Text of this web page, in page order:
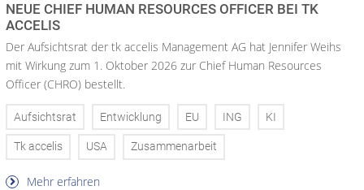
NEUE CHIEF HUMAN RESOURCES OFFICER BEI TK
ACCELIS
Der Aufsichtsrat der tk accelis Management AG hat Jennifer Weihs
mit Wirkung zum 1. Oktober 2026 zur Chief Human Resources
Officer (CHRO) bestellt.
Aufsichtsrat Entwicklung EU ING KI
Tk accelis USA Zusammenarbeit
Mehr erfahren